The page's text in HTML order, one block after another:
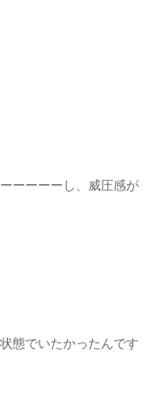
ーーーーし、威圧感が
態でいたかったんです